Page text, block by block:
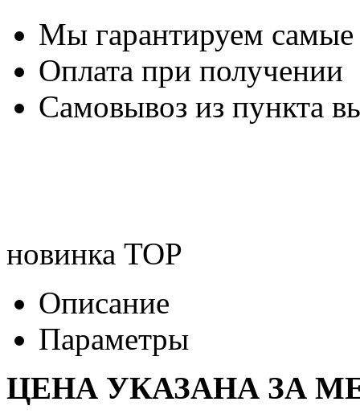
Мы гарантируем
Оплата при получении
Самовывоз из пункта
новинка TOP
Описание
Параметры
ЦЕНА УКАЗАНА ЗА